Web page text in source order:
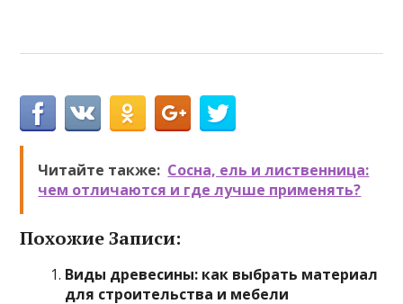
Читайте также: Сосна, ель и лиственница:
чем отличаются и где лучше применять?
Похожие Записи:
Виды древесины: как выбрать материал
для строительства и мебели